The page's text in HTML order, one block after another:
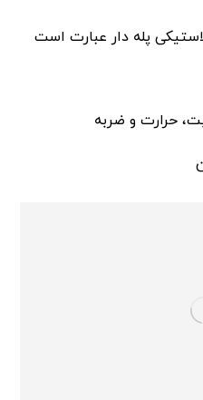
پله دار عبارت است
حرارت و ضربه